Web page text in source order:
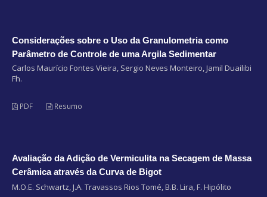
Considerações sobre o Uso da Granulometria como
Parâmetro de Controle de uma Argila Sedimentar
Carlos Maurício Fontes Vieira, Sergio Neves Monteiro, Jamil Duailibi
Fh.
PDF Resumo
Avaliação da Adição de Vermiculita na Secagem de Massa
Cerâmica através da Curva de Bigot
M.O.E. Schwartz, J.A. Travassos Rios Tomé, B.B. Lira, F. Hipólito